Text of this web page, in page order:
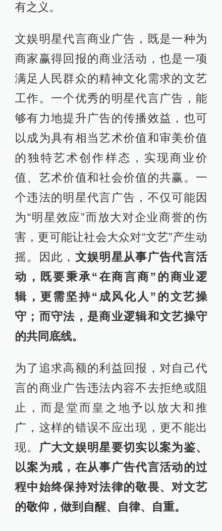
有之义。
文娱明星代言商业广告，既是一种为
商家赢得回报的商业活动，也是一项
满足人民群众的精神文化需求的文艺
工作。一个优秀的明星代言广告，能
够有力地提升广告的传播效益，也可
以成为具有相当艺术价值和审美价值
的独特艺术创作样态，实现商业价
值、艺术价值和社会价值的共赢。一
个违法的明星代言广告，不仅可能因
为“明星效应”而放大对企业商誉的伤
害，更可能让社会大众对“文艺”产生动
摇。因此， 文娱明星从事广告代言活
动，既要秉承“在商言商”的商业逻
辑，更需坚持“成风化人”的文艺操
守；而守法，是商业逻辑和文艺操守
的共同底线。
为了追求高额的利益回报，对自己代
言的商业广告违法内容不去拒绝或阻
止，而是堂而皇之地予以放大和推
广，这样的错误不应出现，更不能出
现。 广大文娱明星要切实以案为鉴、
以案为戒，在从事广告代言活动的过
程中始终保持对法律的敬畏、对文艺
的敬仰，做到自醒、自律、自重。